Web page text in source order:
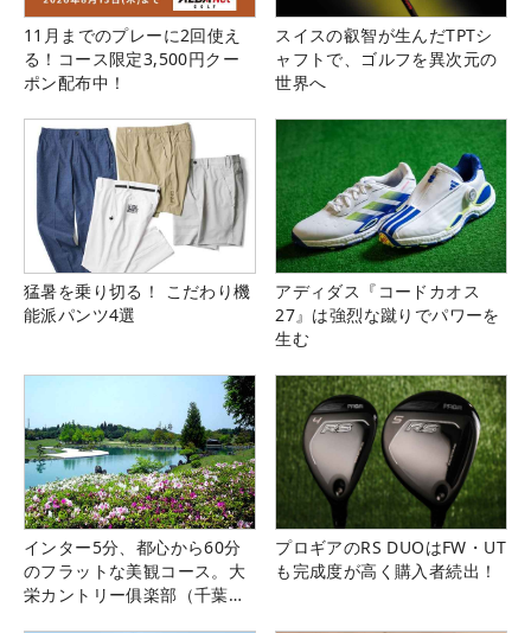
11月までのプレーに2回使え
る！コース限定3,500円クー
ポン配布中！
スイスの叡智が生んだTPTシ
ャフトで、ゴルフを異次元の
世界へ
猛暑を乗り切る！ こだわり機
能派パンツ4選
アディダス『コードカオス
27』は強烈な蹴りでパワーを
生む
インター5分、都心から60分
のフラットな美観コース。大
栄カントリー俱楽部（千葉
プロギアのRS DUOはFW・UT
も完成度が高く購入者続出！